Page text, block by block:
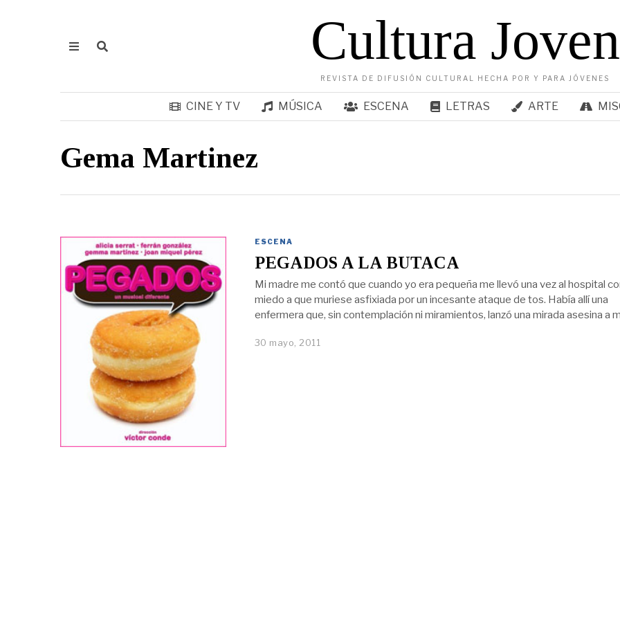
Cultura Joven
REVISTA DE DIFUSIÓN CULTURAL HECHA POR Y PARA JÓVENES
CINE Y TV MÚSICA ESCENA LETRAS ARTE
Gema Martinez
ESCENA
PEGADOS A LA BUTACA
Mi madre me contó que cuando yo era pequeña me llevó una vez al hospital
miedo a que muriese asfixiada por un incesante ataque de tos. Había allí una
enfermera que, sin contemplación ni miramientos, lanzó una mirada asesina a
30 mayo, 2011